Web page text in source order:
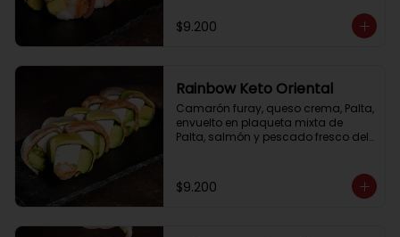
$9.200
Rainbow Keto Oriental
Camarón furay, queso crema, Palta,
envuelto en plaqueta mixta de
Palta, salmón y pescado fresco del
$9.200